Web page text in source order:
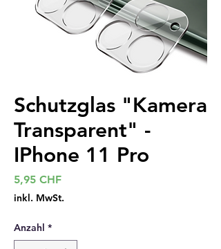
Schutzglas "Kamera
Transparent" -
IPhone 11 Pro
5,95 CHFPreis
inkl. MwSt.
Anzahl *